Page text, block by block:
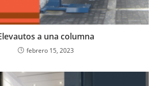
a una columna
febrero 15, 2023